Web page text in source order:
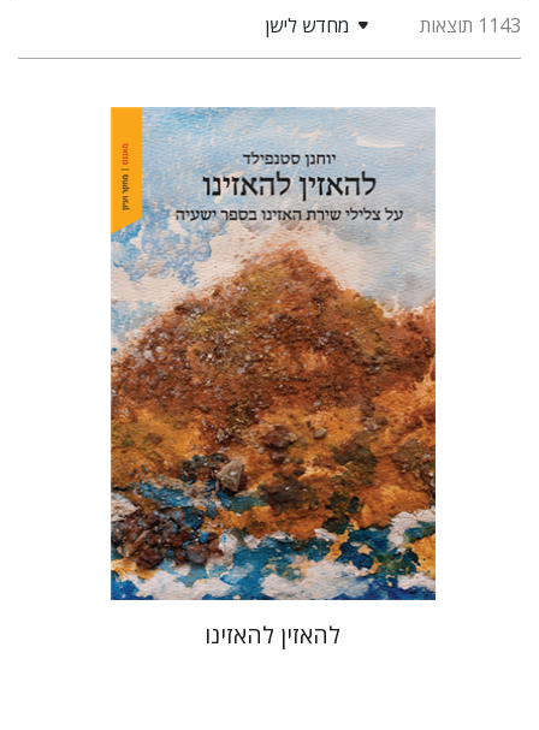
1143 תוצאות מחדש לישן
יוחנן סטנפילד
הנחת אתר ספר מודפס
$53
$48
להאזין להאזינו